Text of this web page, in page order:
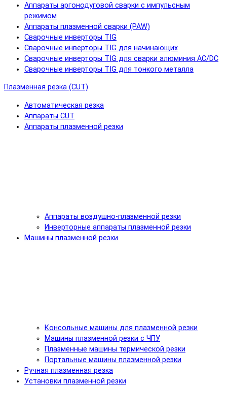
Аппараты аргонодуговой сварки с импульсным
режимом
Аппараты плазменной сварки (PAW)
Сварочные инверторы TIG
Сварочные инверторы TIG для начинающих
Сварочные инверторы TIG для сварки алюминия AC/DC
Сварочные инверторы TIG для тонкого металла
Плазменная резка (CUT)
Автоматическая резка
Аппараты CUT
Аппараты плазменной резки
Аппараты воздушно-плазменной резки
Инверторные аппараты плазменной резки
Машины плазменной резки
Консольные машины для плазменной резки
Машины плазменной резки с ЧПУ
Плазменные машины термической резки
Портальные машины плазменной резки
Ручная плазменная резка
Установки плазменной резки